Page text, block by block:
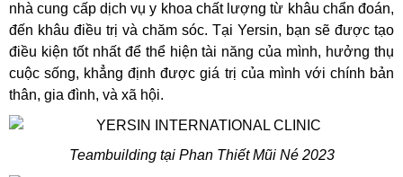
nhà cung cấp dịch vụ y khoa chất lượng từ khâu chẩn đoán,
đến khâu điều trị và chăm sóc. Tại Yersin, bạn sẽ được tạo
điều kiện tốt nhất để thể hiện tài năng của mình, hưởng thụ
cuộc sống, khẳng định được giá trị của mình với chính bản
thân, gia đình, và xã hội.
Teambuilding tại Phan Thiết Mũi Né 2023